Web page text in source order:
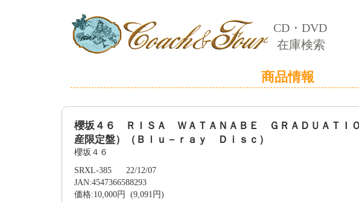
CD・DVD
在庫検索
商品情報
櫻坂４６ ＲＩＳＡ ＷＡＴＡＮＡＢＥ ＧＲＡＤＵＡＴＩ
産限定盤）（Ｂｌｕ－ｒａｙ Ｄｉｓｃ）
櫻坂４６
SRXL-385 22/12/07
JAN:4547366588293
価格:10,000円 (9,091円)